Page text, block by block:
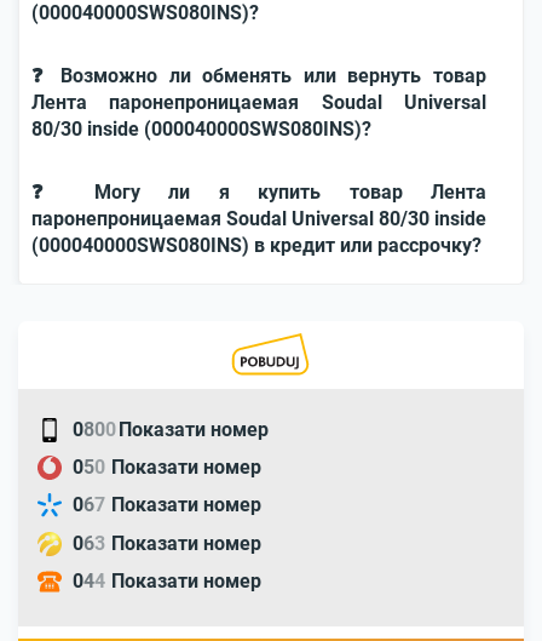
(000040000SWS080INS)?
❓ Возможно ли обменять или вернуть товар
Лента паронепроницаемая Soudal Universal
80/30 inside (000040000SWS080INS)?
❓ Могу ли я купить товар Лента
паронепроницаемая Soudal Universal 80/30 inside
(000040000SWS080INS) в кредит или рассрочку?
0800Показати номер
050 Показати номер
067 Показати номер
063 Показати номер
044 Показати номер